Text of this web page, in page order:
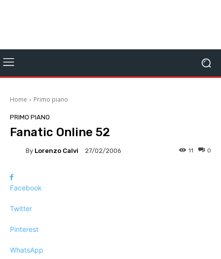
Home Primo piano
PRIMO PIANO
Fanatic Online 52
By Lorenzo Calvi 27/02/2006 0
11
Facebook
Twitter
Pinterest
WhatsApp